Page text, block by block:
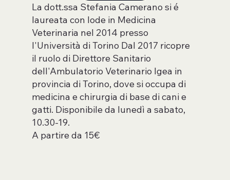
La dott.ssa Stefania Camerano si é
laureata con lode in Medicina
Veterinaria nel 2014 presso
l'Università di Torino Dal 2017 ricopre
il ruolo di Direttore Sanitario
dell'Ambulatorio Veterinario Igea in
provincia di Torino, dove si occupa di
medicina e chirurgia di base di cani e
gatti. Disponibile da lunedì a sabato,
10.30-19.
A partire da 15€